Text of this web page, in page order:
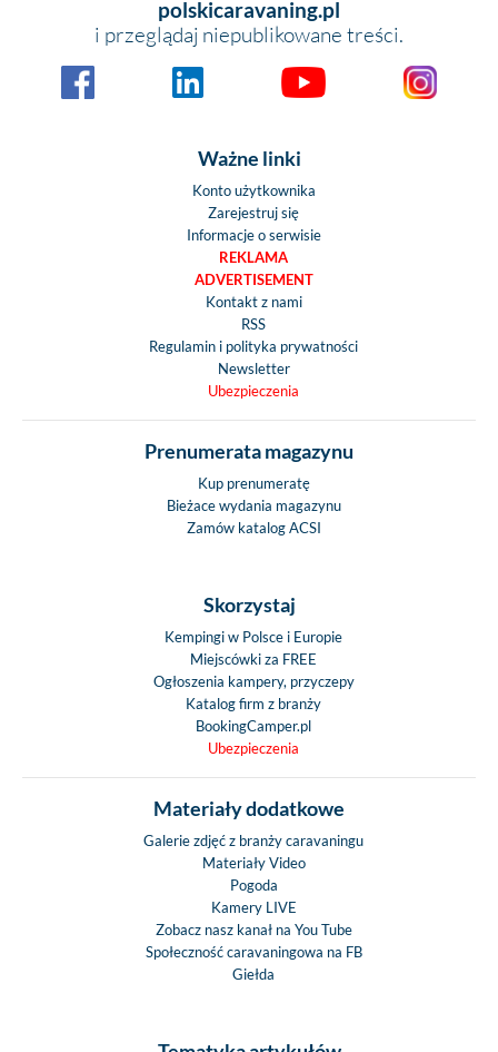
polskicaravaning.pl
i przeglądaj niepublikowane treści.
Ważne linki
Konto użytkownika
Zarejestruj się
Informacje o serwisie
REKLAMA
ADVERTISEMENT
Kontakt z nami
RSS
Regulamin i polityka prywatności
Newsletter
Ubezpieczenia
Prenumerata magazynu
Kup prenumeratę
Bieżace wydania magazynu
Zamów katalog ACSI
Skorzystaj
Kempingi w Polsce i Europie
Miejscówki za FREE
Ogłoszenia kampery, przyczepy
Katalog firm z branży
BookingCamper.pl
Ubezpieczenia
Materiały dodatkowe
Galerie zdjęć z branży caravaningu
Materiały Video
Pogoda
Kamery LIVE
Zobacz nasz kanał na You Tube
Społeczność caravaningowa na FB
Giełda